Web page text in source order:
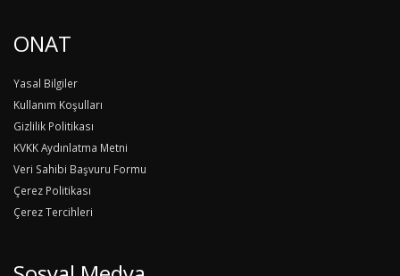
ONAT
Yasal Bilgiler
Kullanım Koşulları
Gizlilik Politikası
KVKK Aydınlatma Metni
Veri Sahibi Başvuru Formu
Çerez Politikası
Çerez Tercihleri